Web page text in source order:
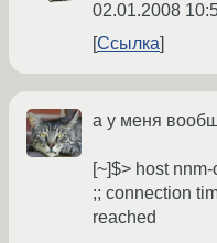
02.01.2008
Ссылка
а у меня
[~]$> host
;; connection
reached